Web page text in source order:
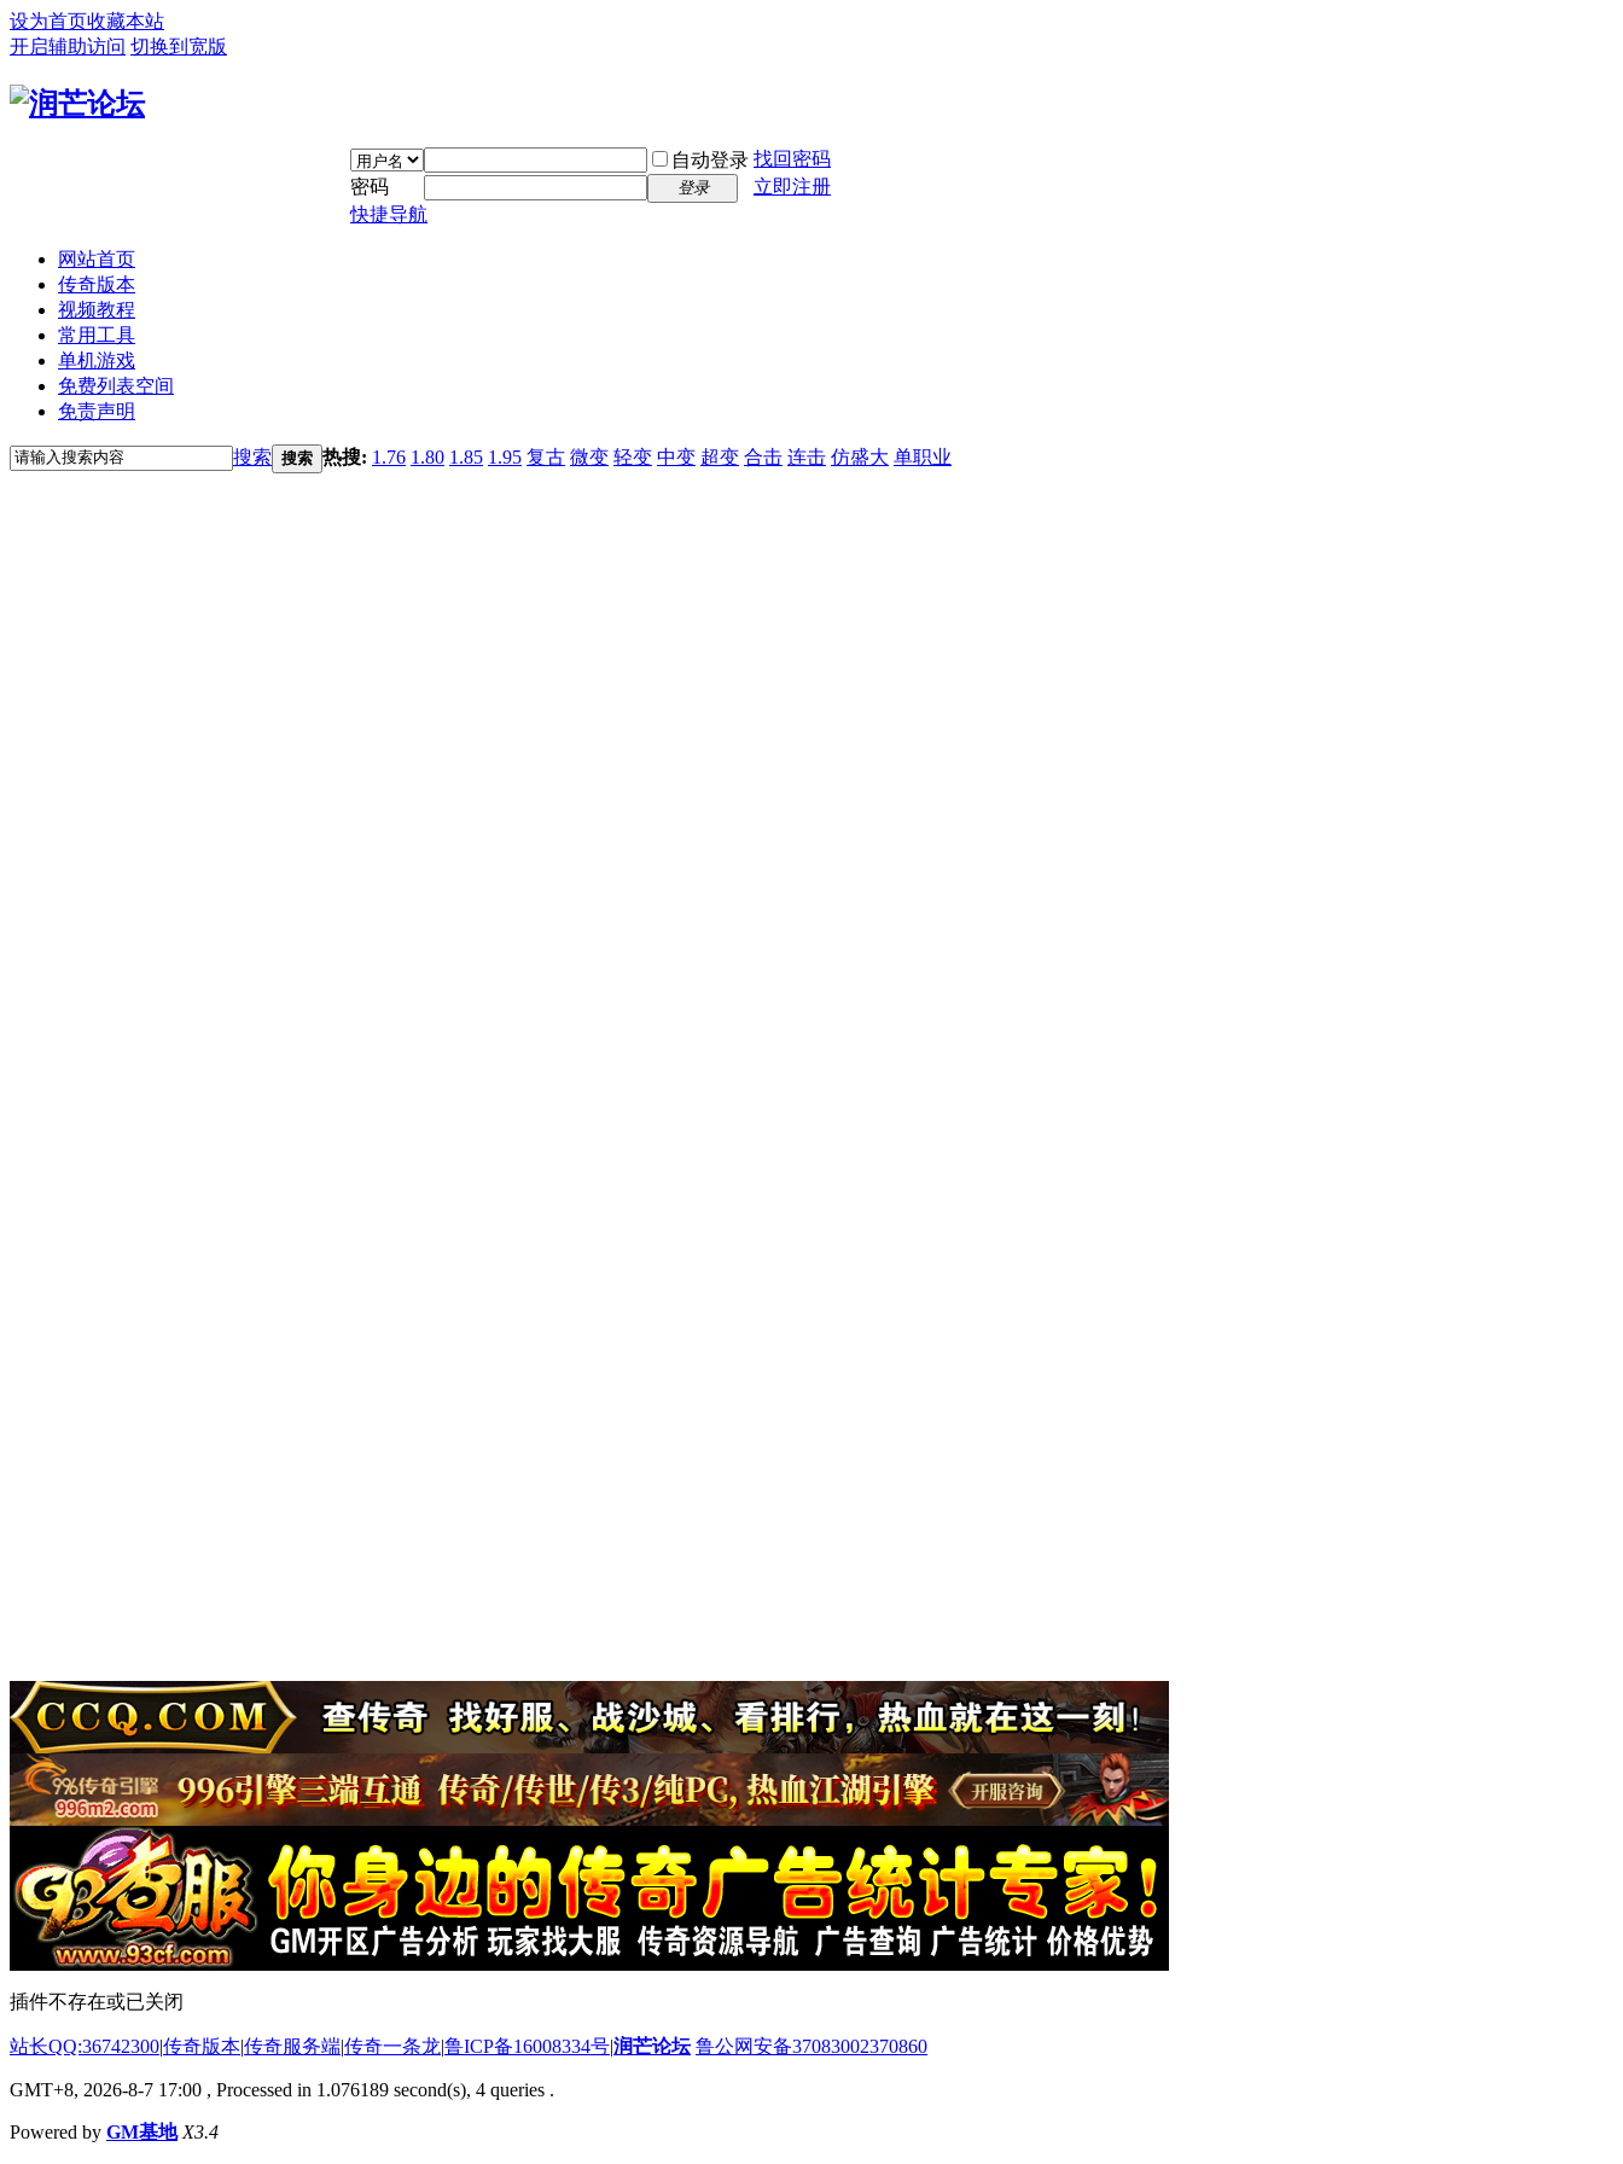
设为首页收藏本站
开启辅助访问 切换到宽版
自动登录 找回密码
密码
登录
立即注册
快捷导航
网站首页
传奇版本
视频教程
常用工具
单机游戏
免费列表空间
免责声明
搜索 搜索 热搜: 1.76 1.80 1.85 1.95 复古 微变 轻变 中变 超变 合击 连击 仿盛大 单职业
插件不存在或已关闭
站长QQ:36742300|传奇版本|传奇服务端|传奇一条龙|鲁ICP备16008334号|润芒论坛 鲁公网安备37083002370860
GMT+8, 2026-8-7 17:00 , Processed in 1.076189 second(s), 4 queries .
Powered by GM基地 X3.4